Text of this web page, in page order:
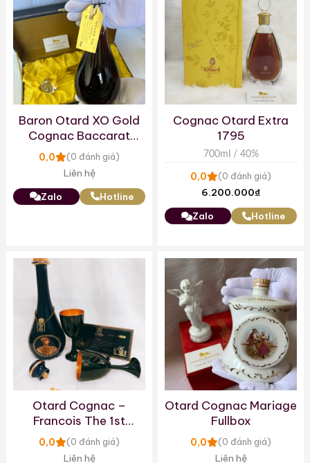
Baron Otard XO Gold
Cognac Baccarat
Decanter
0,0 (0 đánh giá)
Liên hệ
Zalo Hotline
Cognac Otard Extra
1795
700ml / 40%
0,0 (0 đánh giá)
6.200.000₫
Zalo Hotline
Otard Cognac –
Francois The 1st
Limited Edition
Porcelain
0,0 (0 đánh giá)
Liên hệ
Otard Cognac Mariage
Fullbox
0,0 (0 đánh giá)
Liên hệ